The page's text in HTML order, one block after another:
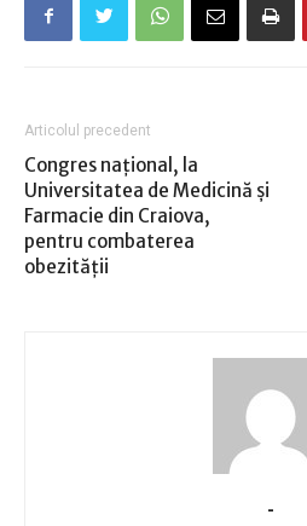
Articolul precedent
Congres naţional, la
Universitatea de Medicină şi
Farmacie din Craiova,
pentru combaterea
obezităţii
-